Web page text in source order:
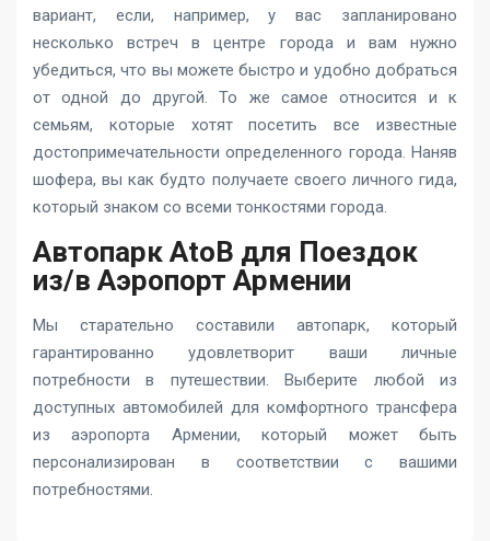
вариант, если, например, у вас запланировано
несколько встреч в центре города и вам нужно
убедиться, что вы можете быстро и удобно добраться
от одной до другой. То же самое относится и к
семьям, которые хотят посетить все известные
достопримечательности определенного города. Наняв
шофера, вы как будто получаете своего личного гида,
который знаком со всеми тонкостями города.
Автопарк AtoB для Поездок
из/в Аэропорт Армении
Мы старательно составили автопарк, который
гарантированно удовлетворит ваши личные
потребности в путешествии. Выберите любой из
доступных автомобилей для комфортного трансфера
из аэропорта Армении, который может быть
персонализирован в соответствии с вашими
потребностями.